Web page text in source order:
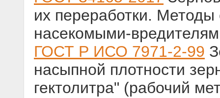
их переработки. Методы
насекомыми-
ГОСТ Р ИСО 7971-2-99
насыпной плотности
гектолитра" (рабочий